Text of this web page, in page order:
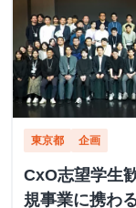
東京都 企画
CxO志望学生
規事業に携わ